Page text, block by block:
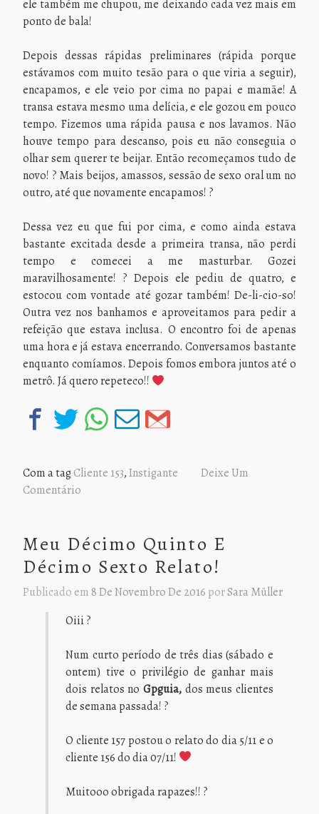
ele também me chupou, me deixando cada vez mais em
ponto de bala!
Depois dessas rápidas preliminares (rápida porque
estávamos com muito tesão para o que viria a seguir),
encapamos, e ele veio por cima no papai e mamãe! A
transa estava mesmo uma delícia, e ele gozou em pouco
tempo. Fizemos uma rápida pausa e nos lavamos. Não
houve tempo para descanso, pois eu não conseguia o
olhar sem querer te beijar. Então recomeçamos tudo de
novo! ? Mais beijos, amassos, sessão de sexo oral um no
outro, até que novamente encapamos! ?
Dessa vez eu que fui por cima, e como ainda estava
bastante excitada desde a primeira transa, não perdi
tempo e comecei a me masturbar. Gozei
maravilhosamente! ? Depois ele pediu de quatro, e
estocou com vontade até gozar também! De-li-cio-so!
Outra vez nos banhamos e aproveitamos para pedir a
refeição que estava inclusa. O encontro foi de apenas
uma hora e já estava encerrando. Conversamos bastante
enquanto comíamos. Depois fomos embora juntos até o
metrô. Já quero repeteco!!
Com a tagCliente 153,Instigante
Deixe Um
Comentário
Meu Décimo Quinto E
Décimo Sexto Relato!
Publicado em 8 De Novembro De 2016 porSara Müller
Oiii ?
Num curto período de três dias (sábado e
ontem) tive o privilégio de ganhar mais
dois relatos no Gpguia, dos meus clientes
de semana passada! ?
O cliente 157 postou o relato do dia 5/11 e o
cliente 156 do dia 07/11!
Muitooo obrigada rapazes!! ?